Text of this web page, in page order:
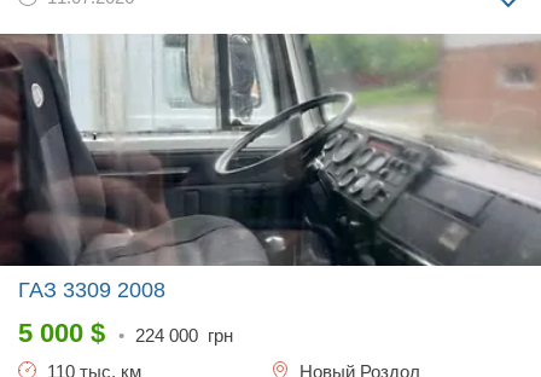
ГАЗ 3309 2008
5 000 $ • 224 000 грн
110 тыс. км
Новый Роздол